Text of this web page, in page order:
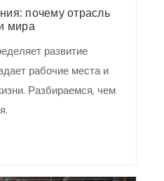
почему отрасль
мира
развитие
рабочие места и
Разбираемся, чем